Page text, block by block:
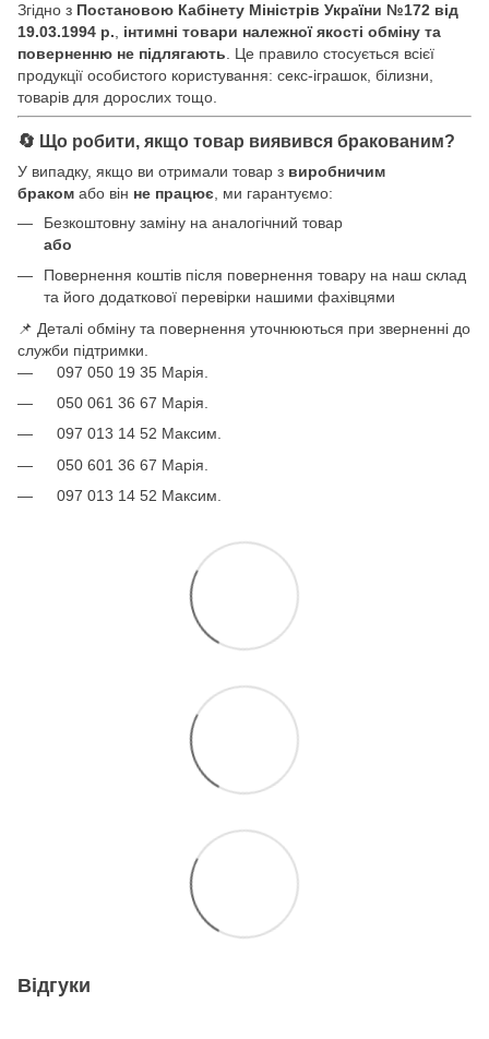
Згідно з Постановою Кабінету Міністрів України №172 від
19.03.1994 р.
інтимні товари належної якості обміну та
поверненню не підлягають . Це правило стосується всієї
продукції особистого користування: секс-іграшок, білизни,
товарів для дорослих тощо.
🔄 Що робити, якщо товар виявився бракованим?
У випадку, якщо ви отримали товар з виробничим
браком або він не працює , ми гарантуємо:
Безкоштовну заміну на аналогічний товар
або
Повернення коштів після повернення товару на наш склад
та його додаткової перевірки нашими фахівцями
📌 Деталі обміну та повернення уточнюються при зверненні до
служби підтримки.
097 050 19 35 Марія.
050 061 36 67 Марія.
097 013 14 52 Максим.
050 601 36 67 Марія.
097 013 14 52 Максим.
Відгуки